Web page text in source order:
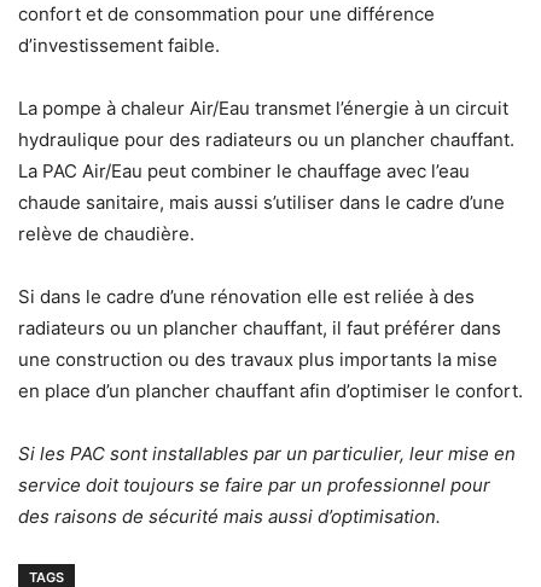
confort et de consommation pour une différence
d’investissement faible.
La pompe à chaleur Air/Eau transmet l’énergie à un circuit
hydraulique pour des radiateurs ou un plancher chauffant.
La PAC Air/Eau peut combiner le chauffage avec l’eau
chaude sanitaire, mais aussi s’utiliser dans le cadre d’une
relève de chaudière.
Si dans le cadre d’une rénovation elle est reliée à des
radiateurs ou un plancher chauffant, il faut préférer dans
une construction ou des travaux plus importants la mise
en place d’un plancher chauffant afin d’optimiser le confort.
Si les PAC sont installables par un particulier, leur mise en
service doit toujours se faire par un professionnel pour
des raisons de sécurité mais aussi d’optimisation.
TAGS